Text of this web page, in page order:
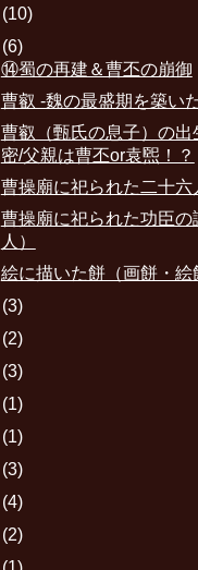
(10)
(6)
⑭蜀の再建＆曹丕の崩御
曹叡 -魏の最盛期を築い
曹叡（甄氏の息子）の
密/父親は曹丕or袁煕！？
曹操廟に祀られた二十六
曹操廟に祀られた功臣の
人）
絵に描いた餅（画餅・絵
(3)
(2)
(3)
(1)
(1)
(3)
(4)
(2)